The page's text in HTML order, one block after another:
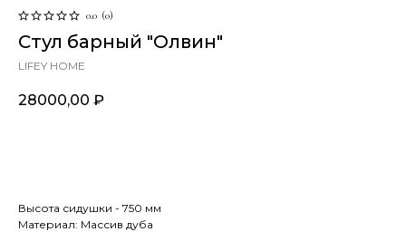
0.0 (0)
Стул барный "Олвин"
LIFEY HOME
28000,00 ₽
Высота сидушки - 750 мм
Материал: Массив дуба